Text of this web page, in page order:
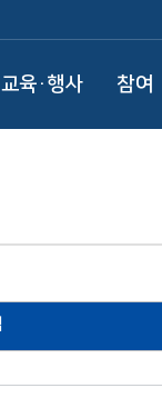
교육·행사 참여